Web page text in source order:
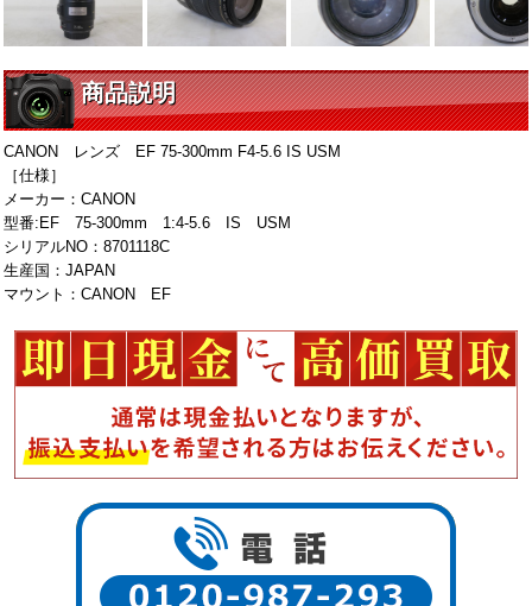
商品説明
CANON レンズ EF 75-300mm F4-5.6 IS USM
［仕様］
メーカー：CANON
型番:EF 75-300mm 1:4-5.6 IS USM
シリアルNO：8701118C
生産国：JAPAN
マウント：CANON EF